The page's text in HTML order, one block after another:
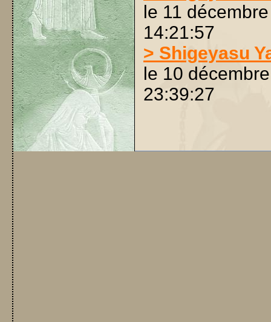
le 11
14:21:57
> Shigeyasu
le 10
23:39:27